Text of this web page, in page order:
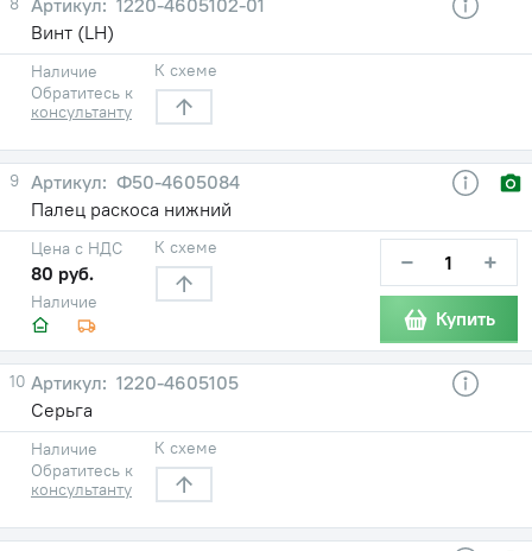
Винт (LH)
Наличие
Обратитесь к
консультанту
К схеме
9
Ф50-4605084
Палец раскоса нижний
Наличие
Цена с НДС
80 руб.
К схеме − +
Купить
10
1220-4605105
Серьга
Наличие
Обратитесь к
консультанту
К схеме